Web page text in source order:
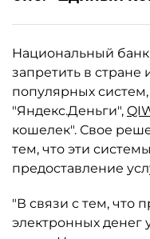
Национальный
запретить в стране
популярных
"Яндекс.Деньги",
кошелек". Свое
тем, что эти
предоставление
"В связи с тем, что
электронных денег